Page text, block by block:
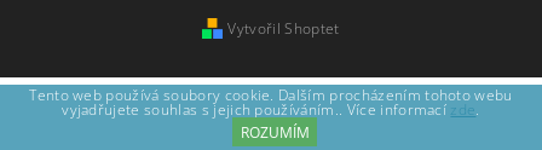
Vytvořil Shoptet
Tento web používá soubory cookie. Dalším procházením tohoto webu
vyjadřujete souhlas s jejich používáním.. Více informací zde.
ROZUMÍM